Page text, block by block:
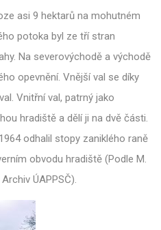
asi 9 hektarů na mohutném
potoka byl ze tří stran
Na severovýchodě a východě
opevnění. Vnější val se díky
Vnitřní val, patrný jako
hradiště a dělí ji na dvě části.
odhalil stopy zaniklého raně
obvodu hradiště (Podle M.
ÚAPPSČ).